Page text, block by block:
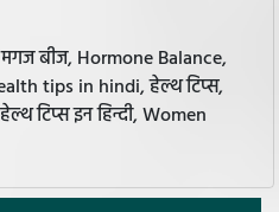
बीज, Hormone Balance,
tips in hindi, हेल्थ टिप्स,
टिप्स इन हिन्दी, Women